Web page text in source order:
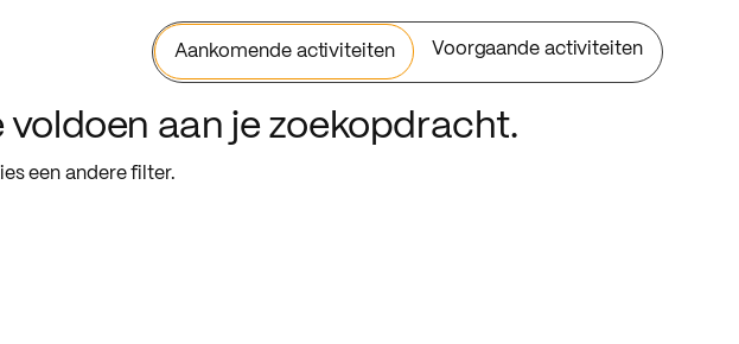
Aankomende activiteiten Voorgaande activiteiten
aan je zoekopdracht.
een andere filter.